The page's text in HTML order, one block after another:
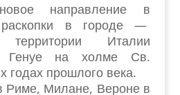
направление в
в городе —
Италии
Генуе на холме Св.
годах прошлого века.
Риме, Милане, Вероне в